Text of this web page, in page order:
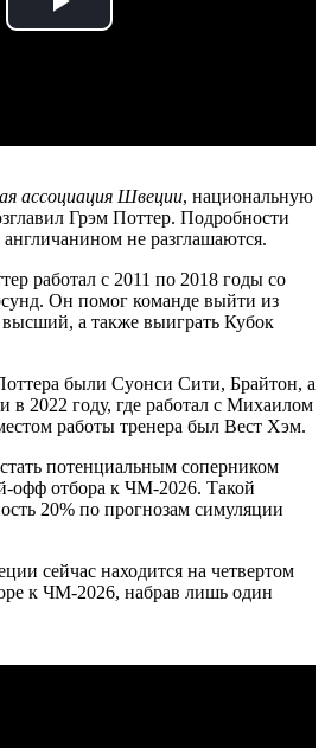
Play
ассоциация Швеции, национальную
Грэм Поттер. Подробности
не разглашаются.
работал с 2011 по 2018 годы со
Он помог команде выйти из
высший, а также выиграть Кубок
были Суонси Сити, Брайтон, а
в 2022 году, где работал с Михаилом
работы тренера был Вест Хэм.
потенциальным соперником
офф отбора к ЧМ-2026. Такой
20% по прогнозам симуляции
сейчас находится на четвертом
к ЧМ-2026, набрав лишь один